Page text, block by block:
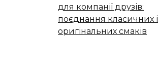
для компанії друзів:
поєднання класичних і
оригінальних смаків